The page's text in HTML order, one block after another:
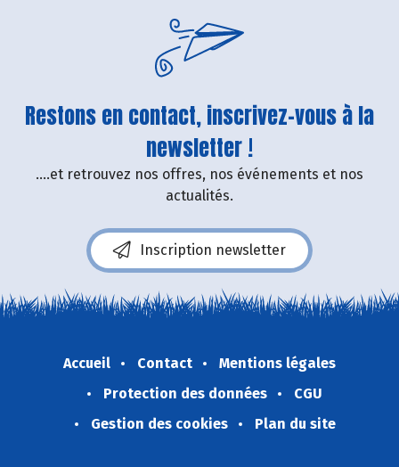
Restons en contact, inscrivez-vous à la
newsletter !
....et retrouvez nos offres, nos événements et nos
actualités.
Inscription newsletter
Accueil Contact
Mentions légales
Protection des données
CGU
Gestion des cookies
Plan du site